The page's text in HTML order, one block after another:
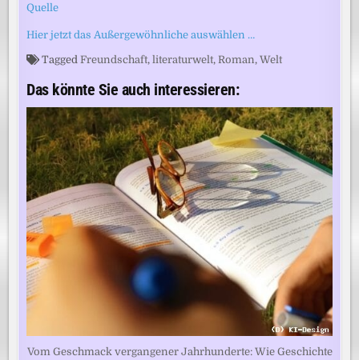
Quelle
Hier jetzt das Außergewöhnliche auswählen …
TaggedFreundschaft,literaturwelt, Roman,Welt
Das könnte Sie auch interessieren:
Vom Geschmack vergangener Jahrhunderte: Wie Geschichte